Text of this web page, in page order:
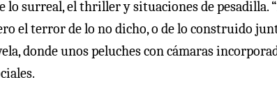
lo surreal, el thriller y situaciones de pesadilla.
el terror de lo no dicho, o de lo construido
donde unos peluches con cámaras